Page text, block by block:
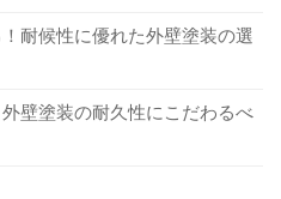
耐候性に優れた外壁塗装の選
壁塗装の耐久性にこだわるべ